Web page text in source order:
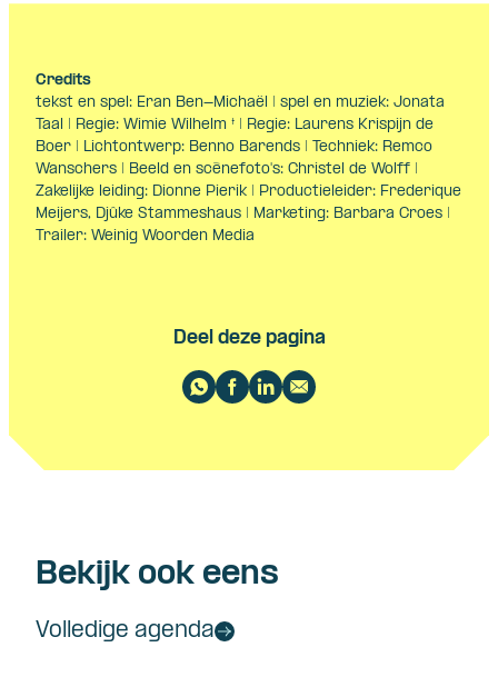
Credits
tekst en spel: Eran Ben-Michaël | spel en muziek: Jonata
Taal | Regie: Wimie Wilhelm † | Regie: Laurens Krispijn de
Boer | Lichtontwerp: Benno Barends | Techniek: Remco
Wanschers | Beeld en scènefoto's: Christel de Wolff |
Zakelijke leiding: Dionne Pierik | Productieleider: Frederique
Meijers, Djûke Stammeshaus | Marketing: Barbara Croes |
Trailer: Weinig Woorden Media
Deel deze pagina
Bekijk ook eens
Volledige agenda